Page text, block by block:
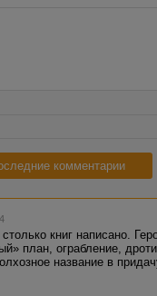
комментарии
книг написано.
план, ограбление,
название в